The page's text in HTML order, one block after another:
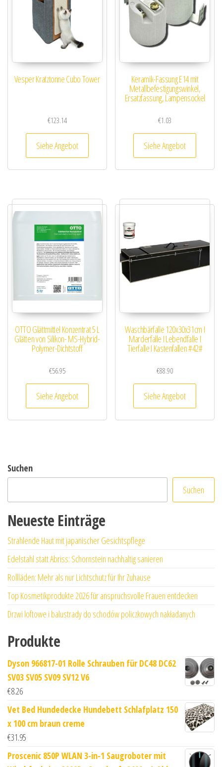
Vesper Kratztonne Cubo Tower
€123.14
Siehe Angebot
Keramik-Fassung E14 mit
Metallbefestigungswinkel,
Ersatzfassung, Lampensockel
€1.03
Siehe Angebot
OTTO Glättmittel Konzentrat 5 L
Glätten von Silikon- MS-Hybrid-
Polymer-Dichtstoff
€56.95
Siehe Angebot
Waschbärfalle 120x30x31cm I
Marderfalle I Lebendfalle I
Tierfalle I Kastenfallen #42#
€88.90
Siehe Angebot
Suchen
Suchen
Neueste Einträge
Strahlende Haut mit japanischer Gesichtspflege
Edelstahl statt Abriss: Schornstein nachhaltig sanieren
Rollläden: Mehr als nur Lichtschutz für Ihr Zuhause
Top Kosmetikprodukte 2026 für anspruchsvolle Frauen entdecken
Drzwi loftowe i balustrady do schodów policzkowych nakładanych
Produkte
Dyson 966817-01 Rolle Schrauben für DC48 DC62
SV03 SV05 SV09 SV12 V6
€8.26
Vet Bed Hundedecke Hundebett Schlafplatz 150
x 100 cm braun creme
€31.95
Proscenic 850P WLAN 3-in-1 Saugroboter mit